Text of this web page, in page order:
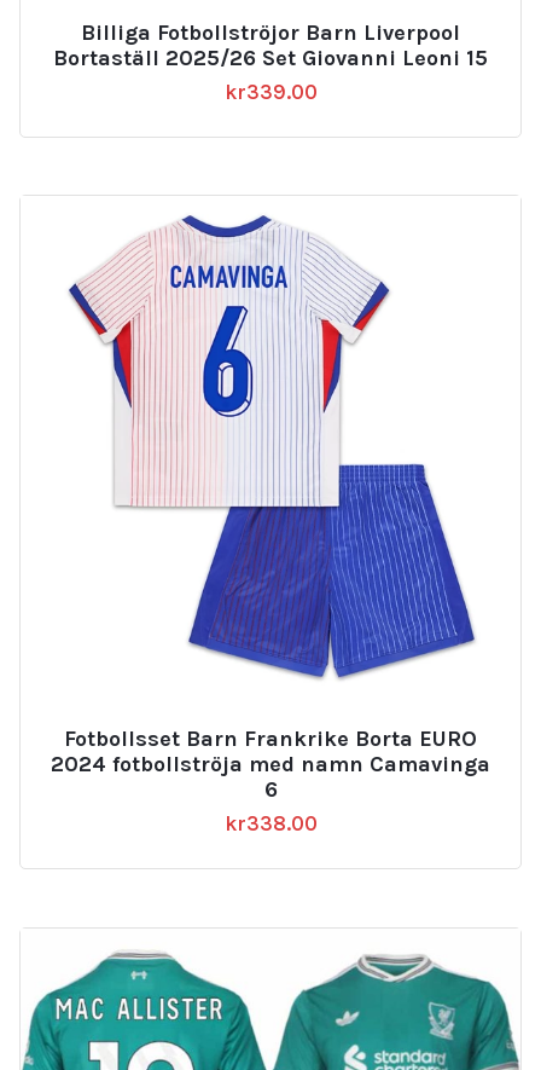
Billiga Fotbollströjor Barn Liverpool
Bortaställ 2025/26 Set Giovanni Leoni 15
kr339.00
Fotbollsset Barn Frankrike Borta EURO
2024 fotbollströja med namn Camavinga
6
kr338.00